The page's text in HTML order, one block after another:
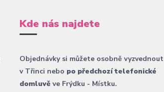
Kde nás najdete
Objednávky si můžete osobně vyzvednout
v Třinci nebo po předchozí telefonické
domluvě ve Frýdku - Místku.